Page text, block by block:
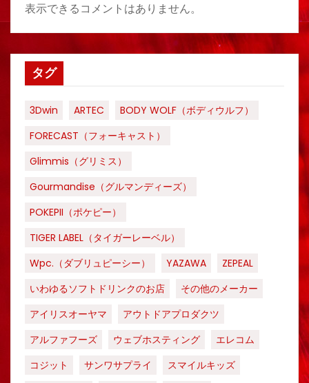
表示できるコメントはありません。
タグ
3Dwin ARTEC
BODY WOLF（ボディウルフ）
FORECAST（フォーキャスト）
Glimmis（グリミス）
Gourmandise（グルマンディーズ）
POKEPII（ポケピー）
TIGER LABEL（タイガーレーベル）
Wpc.（ダブリュピーシー）
YAZAWA
ZEPEAL
いわゆるソフトドリンクのお店
その他のメーカー
アイリスオーヤマ
アウトドアプロダクツ
アルファフーズ
ウェブホスティング
エレコム
コジット
サンワサプライ
スマイルキッズ